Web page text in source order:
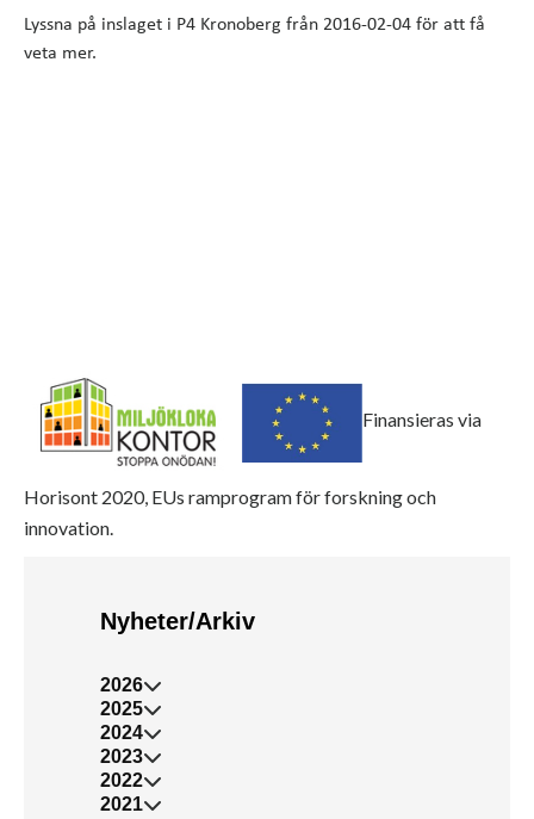
Lyssna på inslaget i P4 Kronoberg från 2016-02-04 för att få
veta mer.
Finansieras via
Horisont 2020, EUs ramprogram för forskning och
innovation.
Nyheter/Arkiv
2026
2025
2024
2023
2022
2021